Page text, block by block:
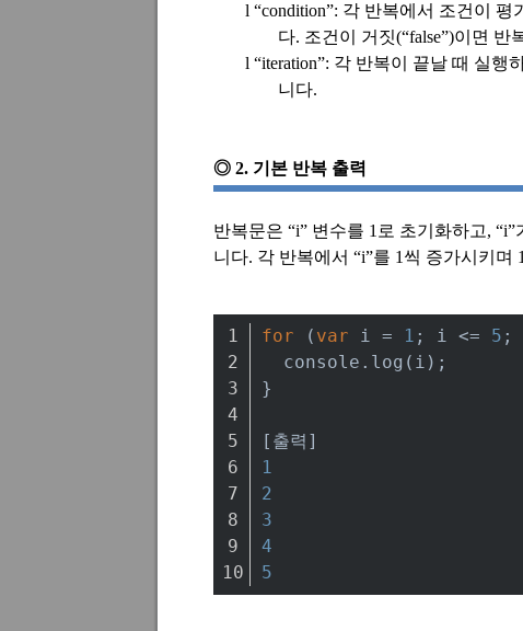
l “condition”: 각 반복에서 조건이 평
다. 조건이 거짓(“false”)이면 반
l “iteration”: 각 반복이 끝날 때 실행
니다.
◎ 2. 기본 반복 출력
반복문은 “i” 변수를 1 로 초기화하고, “i”
니다. 각 반복에서 “i”를 1 씩 증가시키며 1
for ( var i = 1 ; i <= 5 ;
console .log(i);
}
[출력]
1
2
3
4
5